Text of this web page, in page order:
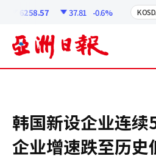
6258.57 37.81 -0.6%
韩国新设企业连续
企业增速跌至历史